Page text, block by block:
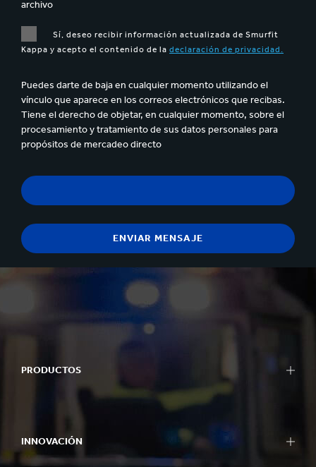
archivo
Sí, deseo recibir información actualizada de Smurfit
Kappa y acepto el contenido de la declaración de privacidad.
Puedes darte de baja en cualquier momento utilizando el
vínculo que aparece en los correos electrónicos que recibas.
Tiene el derecho de objetar, en cualquier momento, sobre el
procesamiento y tratamiento de sus datos personales para
propósitos de mercadeo directo
PRODUCTOS
INNOVACIÓN